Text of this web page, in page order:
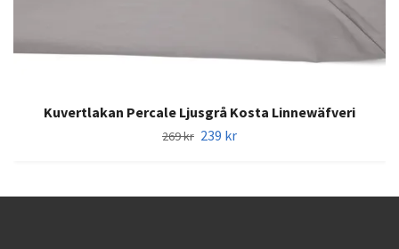
Kuvertlakan Percale Ljusgrå Kosta Linnewäfveri
269 kr 239 kr